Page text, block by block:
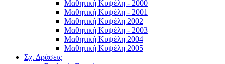
Μαθητική Κυψέλη - 2000
Μαθητική Κυψέλη - 2001
Μαθητική Κυψέλη 2002
Μαθητική Κυψέλη - 2003
Μαθητική Κυψέλη 2004
Μαθητική Κυψέλη 2005
Σχ. Δράσεις